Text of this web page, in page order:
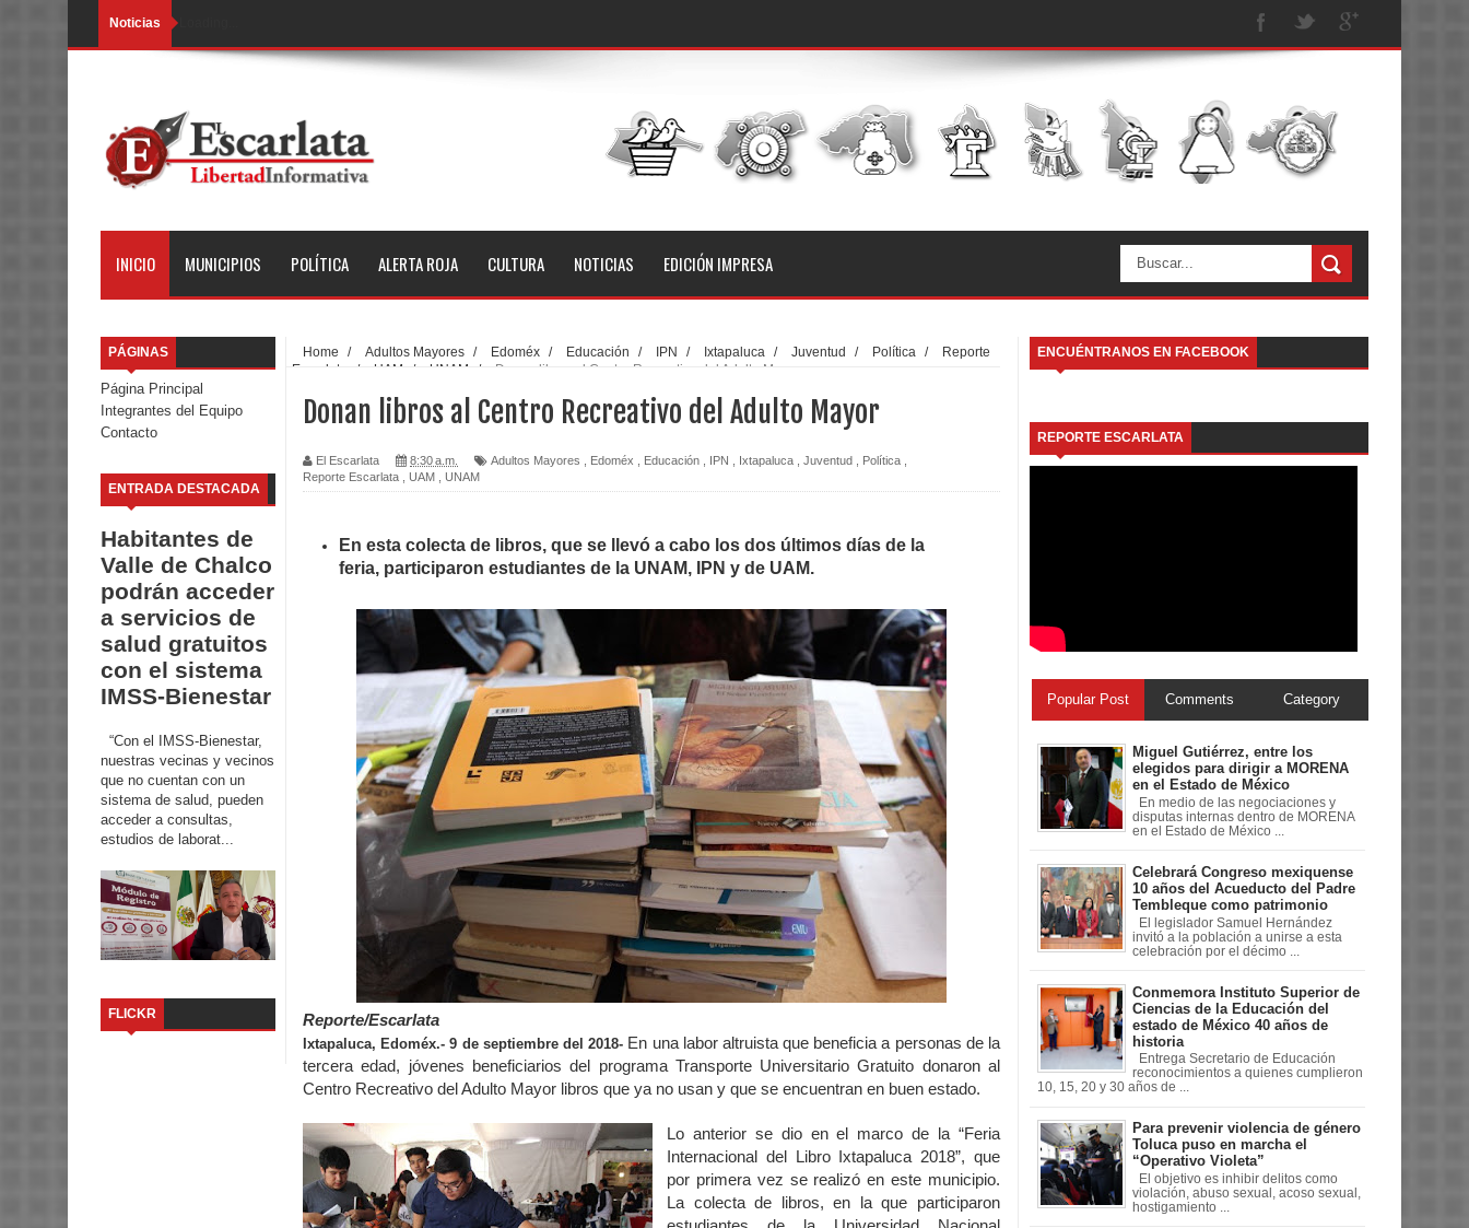
Noticias
INICIO MUNICIPIOS POLÍTICA ALERTA ROJA CULTURA NOTICIAS EDICIÓN IMPRESA
PÁGINAS
Página Principal
Integrantes del Equipo
Contacto
ENTRADA DESTACADA
Habitantes de
Valle de Chalco
podrán acceder
a servicios de
salud gratuitos
con el sistema
IMSS-Bienestar
“Con el IMSS-Bienestar,
nuestras vecinas y vecinos
que no cuentan con un
sistema de salud, pueden
acceder a consultas,
estudios de laborat...
FLICKR
Home / Adultos Mayores / Edoméx / Educación / IPN / Ixtapaluca / Juventud / Política /
Reporte
Escarlata
/ UAM / UNAM / Donan libros al Centro Recreativo del Adulto Mayor
Donan libros al Centro Recreativo del Adulto Mayor
El Escarlata 8:30 a.m. Adultos Mayores Edoméx Educación IPN Ixtapaluca Juventud Política
Reporte Escarlata
UAM UNAM
En esta colecta de libros, que se llevó a cabo los dos últimos días de la
feria, participaron estudiantes de la UNAM, IPN y de UAM.
Reporte/Escarlata
Ixtapaluca, Edoméx.- 9 de septiembre del 2018- En una labor altruista que beneficia a personas de la
tercera edad, jóvenes beneficiarios del programa Transporte Universitario Gratuito donaron al
Centro Recreativo del Adulto Mayor libros que ya no usan y que se encuentran en buen estado.
Lo anterior se dio en el marco de la “Feria
Internacional del Libro Ixtapaluca 2018”, que
por primera vez se realizó en este municipio.
La colecta de libros, en la que participaron
ENCUÉNTRANOS EN FACEBOOK
REPORTE ESCARLATA
Popular Post Comments Category
Miguel Gutiérrez, entre los
elegidos para dirigir a MORENA
en el Estado de México
En medio de las negociaciones y
disputas internas dentro de MORENA
en el Estado de México ...
Celebrará Congreso mexiquense
10 años del Acueducto del Padre
Tembleque como patrimonio
El legislador Samuel Hernández
invitó a la población a unirse a esta
celebración por el décimo ...
Conmemora Instituto Superior de
Ciencias de la Educación del
estado de México 40 años de
historia
Entrega Secretario de Educación
reconocimientos a quienes cumplieron
10, 15, 20 y 30 años de ...
Para prevenir violencia de género
Toluca puso en marcha el
“Operativo Violeta”
El objetivo es inhibir delitos como
violación, abuso sexual, acoso sexual,
hostigamiento ...